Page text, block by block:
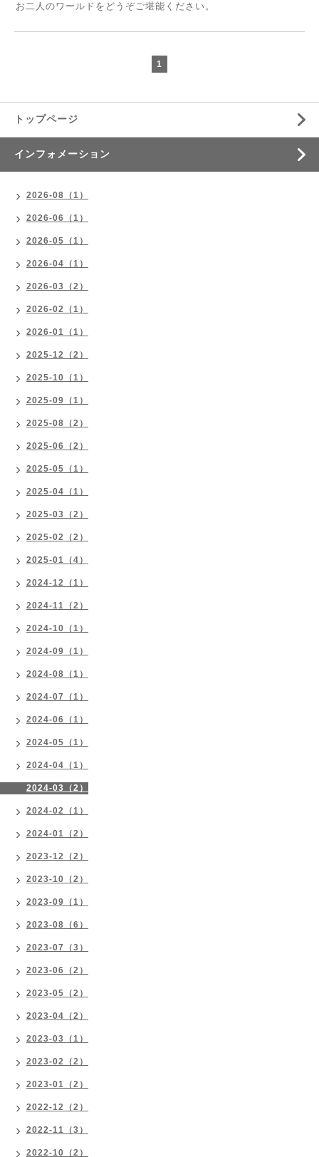
お二人のワールドをどうぞご堪能ください。
1
トップページ
インフォメーション
2026-08（1）
2026-06（1）
2026-05（1）
2026-04（1）
2026-03（2）
2026-02（1）
2026-01（1）
2025-12（2）
2025-10（1）
2025-09（1）
2025-08（2）
2025-06（2）
2025-05（1）
2025-04（1）
2025-03（2）
2025-02（2）
2025-01（4）
2024-12（1）
2024-11（2）
2024-10（1）
2024-09（1）
2024-08（1）
2024-07（1）
2024-06（1）
2024-05（1）
2024-04（1）
2024-03（2）
2024-02（1）
2024-01（2）
2023-12（2）
2023-10（2）
2023-09（1）
2023-08（6）
2023-07（3）
2023-06（2）
2023-05（2）
2023-04（2）
2023-03（1）
2023-02（2）
2023-01（2）
2022-12（2）
2022-11（3）
2022-10（2）